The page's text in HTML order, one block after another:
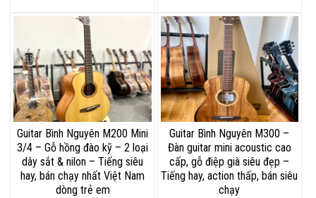
Guitar Bình Nguyên M200 Mini
3/4 – Gỗ hồng đào kỹ – 2 loại
dây sắt & nilon – Tiếng siêu
hay, bán chạy nhất Việt Nam
dòng trẻ em
Guitar Bình Nguyên M300 –
Đàn guitar mini acoustic cao
cấp, gỗ điệp già siêu đẹp –
Tiếng hay, action thấp, bán siêu
chạy